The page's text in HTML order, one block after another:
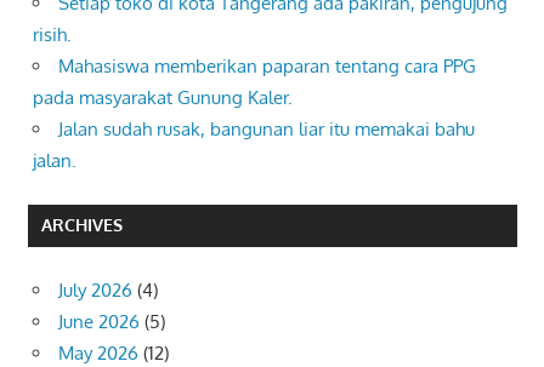
risih.
Mahasiswa memberikan paparan tentang cara PPG
pada masyarakat Gunung Kaler.
Jalan sudah rusak, bangunan liar itu memakai bahu
jalan.
ARCHIVES
July 2026 (4)
June 2026 (5)
May 2026 (12)